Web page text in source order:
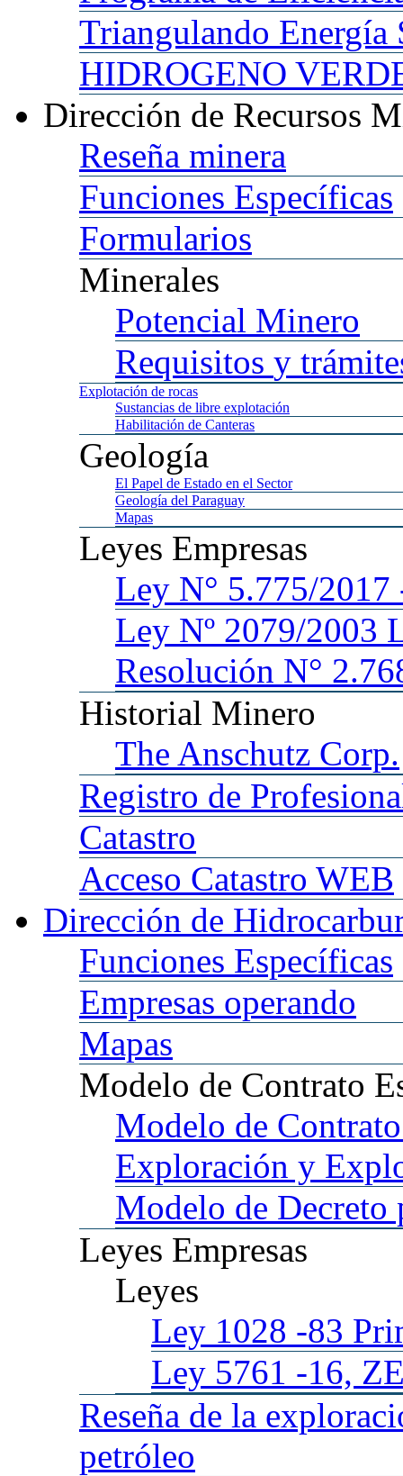
Triangulando Energía
HIDROGENO
Dirección de Recursos
Reseña minera
Funciones Específicas
Formularios
Minerales
Potencial Minero
Requisitos y
Explotación de rocas
Sustancias de libre explotación
Habilitación de Canteras
Geología
El Papel de Estado en el Sector
Geología del Paraguay
Mapas
Leyes Empresas
Ley N° 5.775/
Ley Nº 2079/2003
Resolución N°
Historial Minero
The Anschutz Corp.
Registro de
Catastro
Acceso Catastro WEB
Dirección de
Funciones Específicas
Empresas operando
Mapas
Modelo de Contrato
Modelo de
Exploración y
Modelo de Decreto
Leyes Empresas
Leyes
Ley 1028 -83
Ley 5761 -16,
Reseña de la
petróleo